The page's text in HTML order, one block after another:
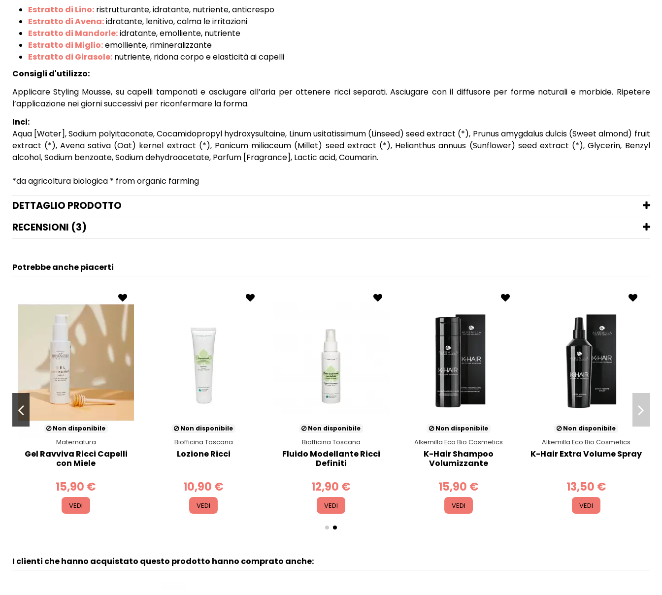
Estratto di Lino:ristrutturante, idratante, nutriente, anticrespo
Estratto di Avena:idratante, lenitivo, calma le irritazioni
Estratto di Mandorle:idratante, emolliente, nutriente
Estratto di Miglio:emolliente, rimineralizzante
Estratto di Girasole:nutriente, ridona corpo e elasticità ai capelli
Consigli d'utilizzo:
Applicare Styling Mousse, su capelli tamponati e asciugare all’aria per ottenere ricci separati. Asciugare con il diffusore per forme naturali e morbide. Ripetere
l’applicazione nei giorni successivi per riconfermare la forma.
Inci:
Aqua [Water], Sodium polyitaconate, Cocamidopropyl hydroxysultaine, Linum usitatissimum (Linseed) seed extract (*), Prunus amygdalus dulcis (Sweet almond) fruit
extract (*), Avena sativa (Oat) kernel extract (*), Panicum miliaceum (Millet) seed extract (*), Helianthus annuus (Sunflower) seed extract (*), Glycerin, Benzyl
alcohol, Sodium benzoate, Sodium dehydroacetate, Parfum [Fragrance], Lactic acid, Coumarin.
*da agricoltura biologica * from organic farming
DETTAGLIO PRODOTTO
RECENSIONI (3)
Potrebbe anche piacerti
Non disponibile
Maternatura
Gel Ravviva Ricci Capelli
con Miele
15,90 €
VEDI
Non disponibile
Biofficina Toscana
Lozione Ricci
10,90 €
VEDI
Non disponibile
Biofficina Toscana
Fluido Modellante Ricci
Definiti
12,90 €
VEDI
Non disponibile
Alkemilla Eco Bio Cosmetics
K-Hair Shampoo
Volumizzante
15,90 €
VEDI
Non disponibile
Alkemilla Eco Bio Cosmetics
K-Hair Extra Volume Spray
13,50 €
VEDI
I clienti che hanno acquistato questo prodotto hanno comprato anche: